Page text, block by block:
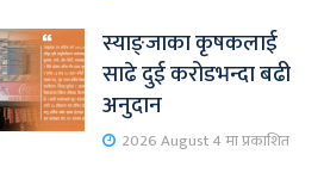
स्याङ्जाका कृषकलाई
साढे दुई करोडभन्दा बढी
अनुदान
2026 August 4 मा प्रकाशित